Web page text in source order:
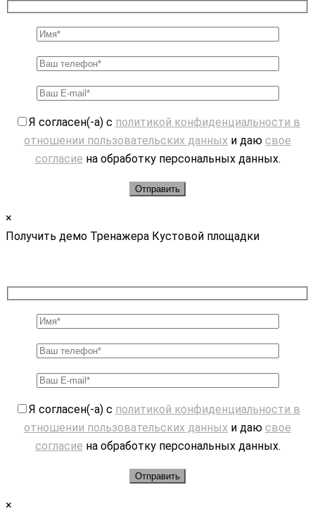
Я согласен(-а) с политикой конфиденциальности в
отношении пользовательских данных и даю свое
согласие на обработку персональных данных.
×
Получить демо Тренажера Кустовой площадки
Я согласен(-а) с политикой конфиденциальности в
отношении пользовательских данных и даю свое
согласие на обработку персональных данных.
×